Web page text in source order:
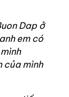
Dap ở
em có
của mình